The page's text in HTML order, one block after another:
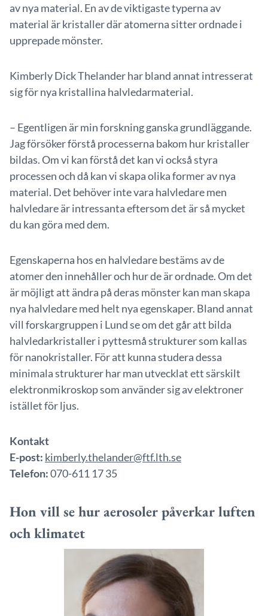
av nya material. En av de viktigaste typerna av
material är kristaller där atomerna sitter ordnade i
upprepade mönster.
Kimberly Dick Thelander har bland annat intresserat
sig för nya kristallina halvledarmaterial.
– Egentligen är min forskning ganska grundläggande.
Jag försöker förstå processerna bakom hur kristaller
bildas. Om vi kan förstå det kan vi också styra
processen och då kan vi skapa olika former av nya
material. Det behöver inte vara halvledare men
halvledare är intressanta eftersom det är så mycket
du kan göra med dem.
Egenskaperna hos en halvledare bestäms av de
atomer den innehåller och hur de är ordnade. Om det
är möjligt att ändra på deras mönster kan man skapa
nya halvledare med helt nya egenskaper. Bland annat
vill forskargruppen i Lund se om det går att bilda
halvledarkristaller i pyttesmå strukturer som kallas
för nanokristaller. För att kunna studera dessa
minimala strukturer har man utvecklat ett särskilt
elektronmikroskop som använder sig av elektroner
istället för ljus.
Kontakt
E-post: kimberly.thelander@ftf.lth.se
Telefon:070-611 17 35
Hon vill se hur aerosoler påverkar luften
och klimatet